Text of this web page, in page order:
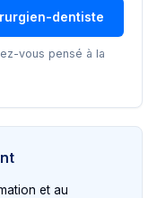
dentiste
vous pensé à la
et au